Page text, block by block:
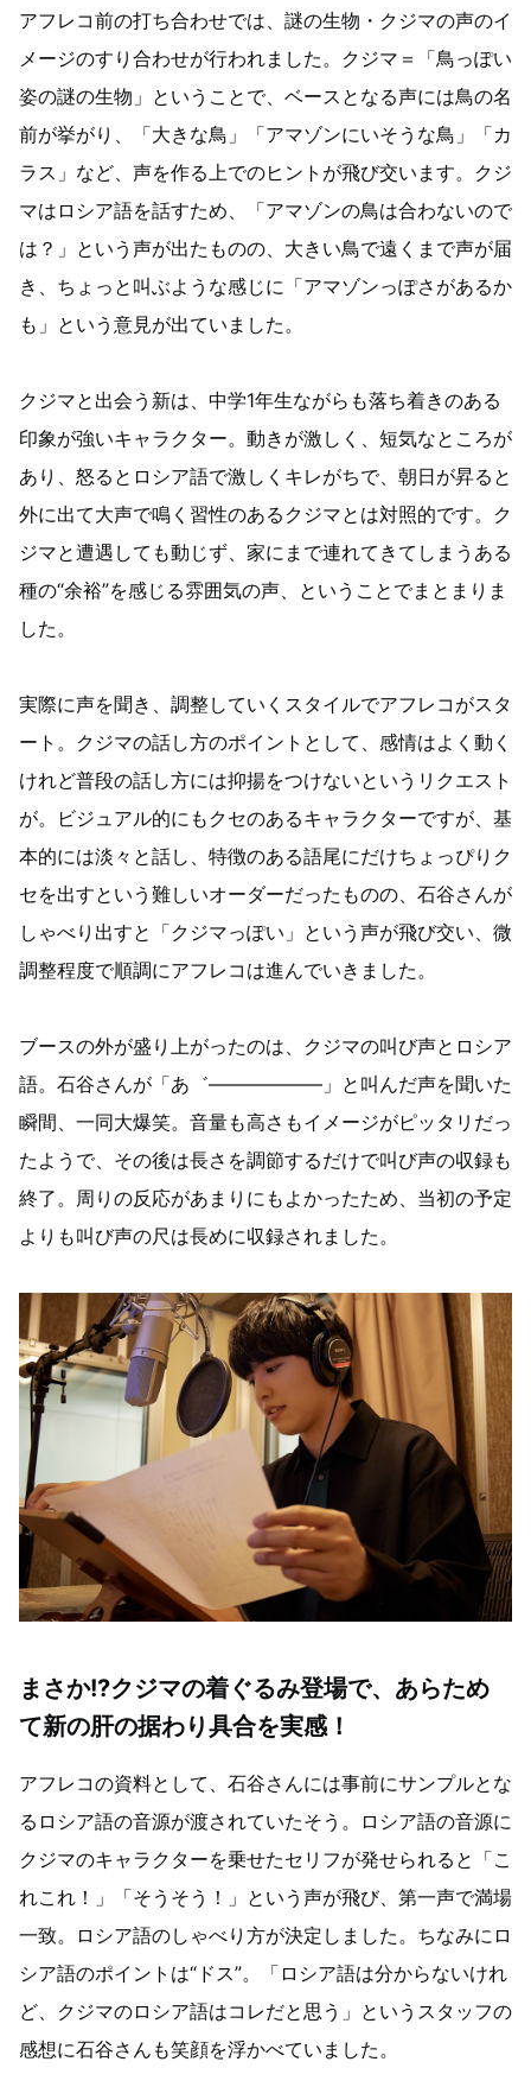
アフレコ前の打ち合わせでは、謎の生物・クジマの声のイ
メージのすり合わせが行われました。クジマ＝「鳥っぽい
姿の謎の生物」ということで、ベースとなる声には鳥の名
前が挙がり、「大きな鳥」「アマゾンにいそうな鳥」「カ
ラス」など、声を作る上でのヒントが飛び交います。クジ
マはロシア語を話すため、「アマゾンの鳥は合わないので
は？」という声が出たものの、大きい鳥で遠くまで声が届
き、ちょっと叫ぶような感じに「アマゾンっぽさがあるか
も」という意見が出ていました。
クジマと出会う新は、中学1年生ながらも落ち着きのある
印象が強いキャラクター。動きが激しく、短気なところが
あり、怒るとロシア語で激しくキレがちで、朝日が昇ると
外に出て大声で鳴く習性のあるクジマとは対照的です。ク
ジマと遭遇しても動じず、家にまで連れてきてしまうある
種の“余裕”を感じる雰囲気の声、ということでまとまりま
した。
実際に声を聞き、調整していくスタイルでアフレコがスタ
ート。クジマの話し方のポイントとして、感情はよく動く
けれど普段の話し方には抑揚をつけないというリクエスト
が。ビジュアル的にもクセのあるキャラクターですが、基
本的には淡々と話し、特徴のある語尾にだけちょっぴりク
セを出すという難しいオーダーだったものの、石谷さんが
しゃべり出すと「クジマっぽい」という声が飛び交い、微
調整程度で順調にアフレコは進んでいきました。
ブースの外が盛り上がったのは、クジマの叫び声とロシア
語。石谷さんが「あ゛――――――」と叫んだ声を聞いた
瞬間、一同大爆笑。音量も高さもイメージがピッタリだっ
たようで、その後は長さを調節するだけで叫び声の収録も
終了。周りの反応があまりにもよかったため、当初の予定
よりも叫び声の尺は長めに収録されました。
まさか!?クジマの着ぐるみ登場で、あらため
て新の肝の据わり具合を実感！
アフレコの資料として、石谷さんには事前にサンプルとな
るロシア語の音源が渡されていたそう。ロシア語の音源に
クジマのキャラクターを乗せたセリフが発せられると「こ
れこれ！」「そうそう！」という声が飛び、第一声で満場
一致。ロシア語のしゃべり方が決定しました。ちなみにロ
シア語のポイントは“ドス”。「ロシア語は分からないけれ
ど、クジマのロシア語はコレだと思う」というスタッフの
感想に石谷さんも笑顔を浮かべていました。